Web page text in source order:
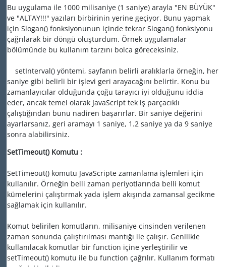
Bu uygulama ile 1000 milisaniye (1 saniye) arayla "EN BÜYÜK"
ve "ALTAY!!!" yazıları birbirinin yerine geçiyor. Bunu yapmak
için Slogan() fonksiyonunun içinde tekrar Slogan() fonksiyonu
çağrılarak bir döngü oluşturdum. Örnek uygulamalar
bölümünde bu kullanım tarzını bolca göreceksiniz.
setInterval() yöntemi, sayfanın belirli aralıklarla örneğin, her
saniye gibi belirli bir işlevi geri arayacağını belirtir. Konu bu
zamanlayıcılar olduğunda çoğu tarayıcı iyi olduğunu iddia
eder, ancak temel olarak JavaScript tek iş parçacıklı
çalıştığından bunu nadiren başarırlar. Bir saniye değerini
ayarlarsanız, geri aramayı 1 saniye, 1.2 saniye ya da 9 saniye
sonra alabilirsiniz.
SetTimeout() Komutu :
SetTimeout() komutu JavaScripte zamanlama işlemleri için
kullanılır. Örneğin belli zaman periyotlarında belli komut
kümelerini çalıştırmak yada işlem akışında zamansal gecikme
sağlamak için kullanılır.
Komut belirilen komutların, milisaniye cinsinden verilenen
zaman sonunda çalıştırılması mantığı ile çalışır. Genllikle
kullanılacak komutlar bir function içine yerleştirilir ve
setTimeout() komutu ile bu function çağrılır. Kullanım formatı